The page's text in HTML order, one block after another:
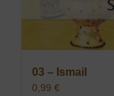
03 – Ismail
0,99 €